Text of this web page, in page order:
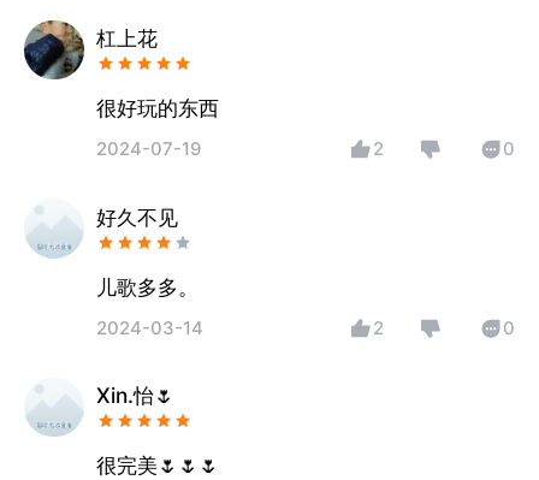
杠上花
很好玩的东西
2024-07-19 2 0
好久不见
儿歌多多。
2024-03-14 2 0
Xin.怡🌷
很完美🌷🌷🌷